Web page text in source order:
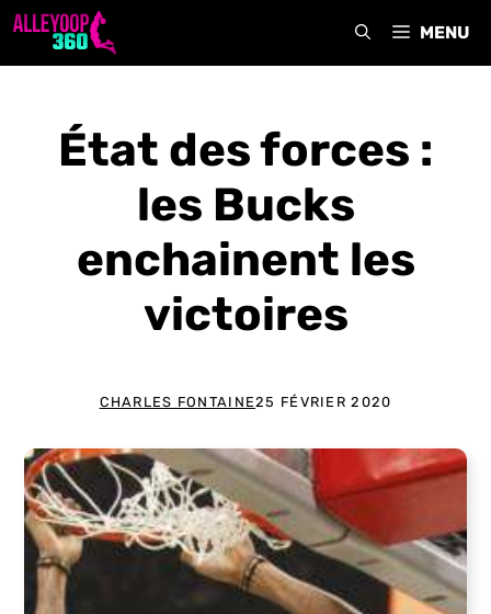
Aller
MENU
État des forces :
les Bucks
enchainent les
victoires
CHARLES FONTAINE25 FÉVRIER 2020